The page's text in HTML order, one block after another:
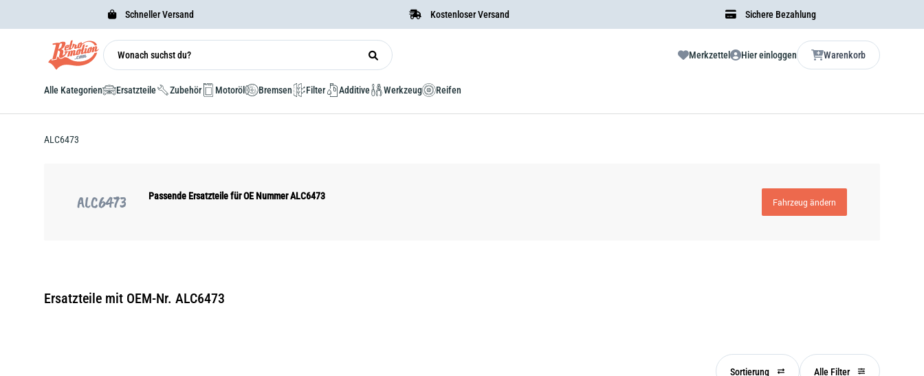
Schneller Versand Kostenloser Versand Sichere Bezahlung
Merkzettel Hier einloggen Warenkorb
Alle Kategorien Ersatzteile Zubehör Motoröl Bremsen Filter Additive Werkzeug Reifen
ALC6473
ALC6473 Passende Ersatzteile für OE Nummer ALC6473
Fahrzeug ändern
Ersatzteile mit OEM-Nr. ALC6473
Sortierung Alle Filter